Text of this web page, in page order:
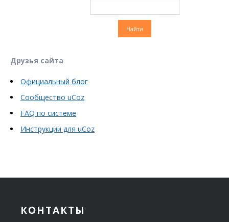
Друзья сайта
Официальный блог
Сообщество uCoz
FAQ по системе
Инструкции для uCoz
КОНТАКТЫ